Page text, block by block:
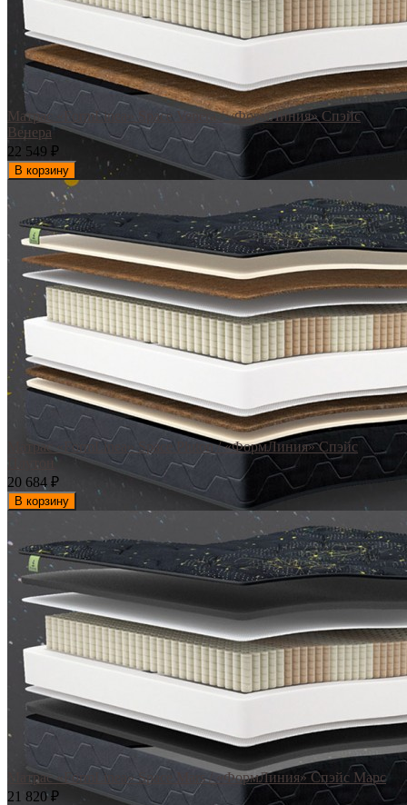
Матрас «FormLinea» Space Venera / «ФормЛиния» Спэйс
Венера
22 549 ₽
В корзину
Матрас «FormLinea» Space Pluton / «ФормЛиния» Спэйс
Плутон
20 684 ₽
В корзину
Матрас «FormLinea» Space Mars / «ФормЛиния» Спэйс Марс
21 820 ₽